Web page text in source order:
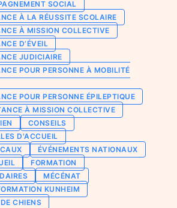
pour personne
COLLECTIVE
d’accompagnement
à la réussite scolaire
judiciaire
ou partenaire
j’engage mes collaborateurs
clients
SOCIAL
À LA RÉUSSITE SCOLAIRE
À MISSION COLLECTIVE
D’ÉVEIL
JUDICIAIRE
POUR PERSONNE À MOBILITÉ
POUR PERSONNE ÉPILEPTIQUE
À MISSION COLLECTIVE
CONSEILS
D'ACCUEIL
ÉVÉNEMENTS NATIONAUX
FORMATION
MÉCÉNAT
KUNHEIM
CHIENS